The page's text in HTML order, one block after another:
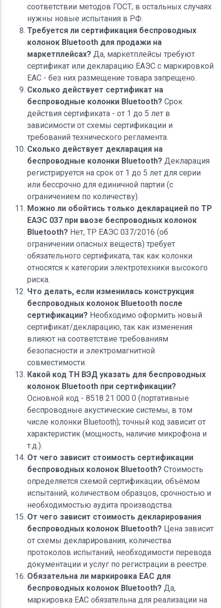
соответствии методов ГОСТ; в остальных случаях
нужны новые испытания в РФ.
Требуется ли сертификация беспроводных
колонок Bluetooth для продажи на
маркетплейсах? Да, маркетплейсы требуют
сертификат или декларацию ЕАЭС с маркировкой
ЕАС - без них размещение товара запрещено.
Сколько действует сертификат на
беспроводные колонки Bluetooth? Срок
действия сертификата - от 1 до 5 лет в
зависимости от схемы сертификации и
требований технического регламента.
Сколько действует декларация на
беспроводные колонки Bluetooth? Декларация
регистрируется на срок от 1 до 5 лет для серии
или бессрочно для единичной партии (с
ограничением по количеству).
Можно ли обойтись только декларацией по ТР
ЕАЭС 037 при ввозе беспроводных колонок
Bluetooth? Нет, ТР ЕАЭС 037/2016 (об
ограничении опасных веществ) требует
обязательного сертификата, так как колонки
относятся к категории электротехники высокого
риска.
Что делать, если изменилась конструкция
беспроводных колонок Bluetooth после
сертификации? Необходимо оформить новый
сертификат/декларацию, так как изменения
влияют на соответствие требованиям
безопасности и электромагнитной
совместимости.
Какой код ТН ВЭД указать для беспроводных
колонок Bluetooth при сертификации?
Основной код - 8518 21 000 0 (портативные
беспроводные акустические системы, в том
числе колонки Bluetooth); точный код зависит от
характеристик (мощность, наличие микрофона и
т.д.).
От чего зависит стоимость сертификации
беспроводных колонок Bluetooth? Стоимость
определяется схемой сертификации, объёмом
испытаний, количеством образцов, срочностью и
необходимостью аудита производства.
От чего зависит стоимость декларирования
беспроводных колонок Bluetooth? Цена зависит
от схемы декларирования, количества
протоколов испытаний, необходимости перевода
документации и услуг по регистрации в реестре.
Обязательна ли маркировка ЕАС для
беспроводных колонок Bluetooth? Да,
маркировка ЕАС обязательна для реализации на